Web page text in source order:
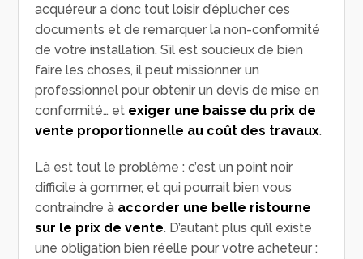
acquéreur a donc tout loisir d’éplucher ces
documents et de remarquer la non-conformité
de votre installation. S’il est soucieux de bien
faire les choses, il peut missionner un
professionnel pour obtenir un devis de mise en
conformité… et exiger une baisse du prix de
vente proportionnelle au coût des travaux.
Là est tout le problème : c’est un point noir
difficile à gommer, et qui pourrait bien vous
contraindre à accorder une belle ristourne
sur le prix de vente. D’autant plus qu’il existe
une obligation bien réelle pour votre acheteur :